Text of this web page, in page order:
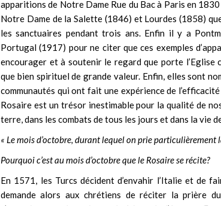
apparitions de Notre Dame Rue du Bac à Paris en
Notre Dame de la Salette (1846) et Lourdes (1858)
les sanctuaires pendant trois ans. Enfin il y a
Portugal (1917) pour ne citer que ces exemples
encourager et à soutenir le regard que porte
que bien spirituel de grande valeur. Enfin, elles sont
communautés qui ont fait une expérience de
Rosaire est un trésor inestimable pour la qualité de
terre, dans les combats de tous les jours et dans la vie
« Le mois d’octobre, durant lequel on prie particulièrement
Pourquoi c’est au mois d’octobre que le Rosaire se récite?
En 1571, les Turcs décident d’envahir l’Italie et de
demande alors aux chrétiens de réciter la prière